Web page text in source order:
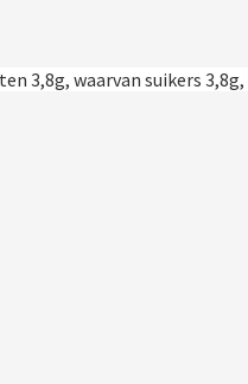
3,8g, waarvan suikers 3,8g,